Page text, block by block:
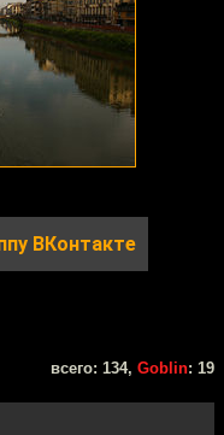
ВКонтакте
всего: 134, Goblin: 19